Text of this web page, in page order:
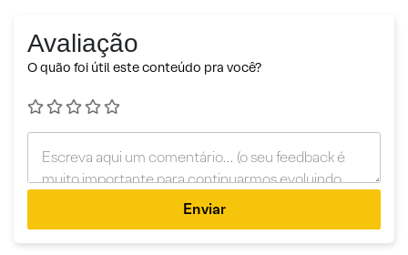
Avaliação
O quão foi útil este conteúdo pra você?
Enviar